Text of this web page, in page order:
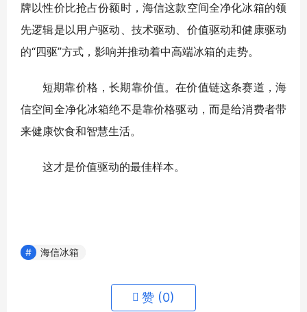
牌以性价比抢占份额时，海信这款空间全净化冰箱的领
先逻辑是以用户驱动、技术驱动、价值驱动和健康驱动
的“四驱”方式，影响并推动着中高端冰箱的走势。
短期靠价格，长期靠价值。在价值链这条赛道，海
信空间全净化冰箱绝不是靠价格驱动，而是给消费者带
来健康饮食和智慧生活。
这才是价值驱动的最佳样本。
海信冰箱
赞 (0)